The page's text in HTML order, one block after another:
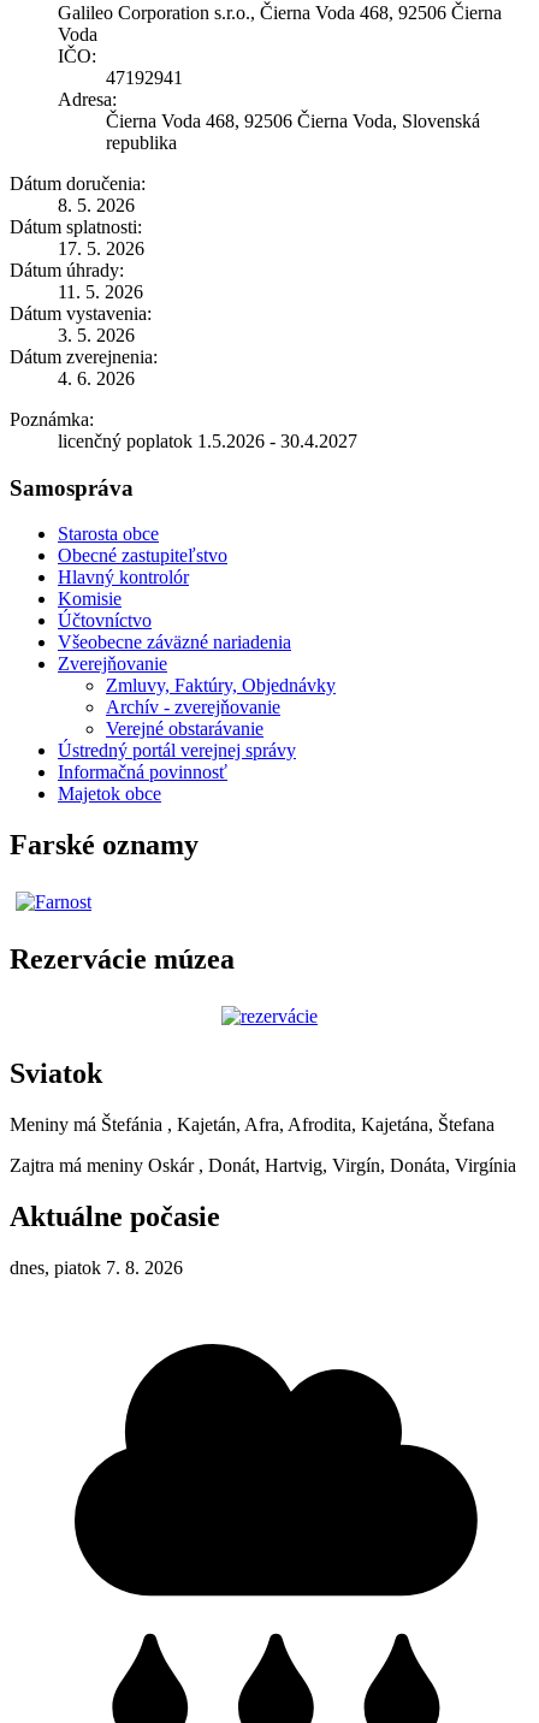
Galileo Corporation s.r.o., Čierna Voda 468, 92506 Čierna
Voda
IČO:
47192941
Adresa:
Čierna Voda 468, 92506 Čierna Voda, Slovenská
republika
Dátum doručenia:
8. 5. 2026
Dátum splatnosti:
17. 5. 2026
Dátum úhrady:
11. 5. 2026
Dátum vystavenia:
3. 5. 2026
Dátum zverejnenia:
4. 6. 2026
Poznámka:
licenčný poplatok 1.5.2026 - 30.4.2027
Samospráva
Starosta obce
Obecné zastupiteľstvo
Hlavný kontrolór
Komisie
Účtovníctvo
Všeobecne záväzné nariadenia
Zverejňovanie
Zmluvy, Faktúry, Objednávky
Archív - zverejňovanie
Verejné obstarávanie
Ústredný portál verejnej správy
Informačná povinnosť
Majetok obce
Farské oznamy
Rezervácie múzea
Sviatok
Meniny má Štefánia , Kajetán, Afra, Afrodita, Kajetána, Štefana
Zajtra má meniny Oskár , Donát, Hartvig, Virgín, Donáta, Virgínia
Aktuálne počasie
dnes, piatok 7. 8. 2026